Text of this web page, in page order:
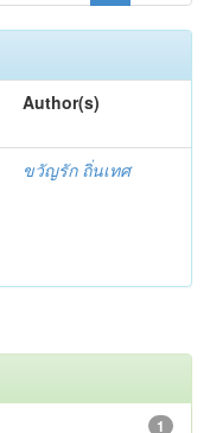
Author(s)
ขวัญรัก ถิ่นเทศ
1